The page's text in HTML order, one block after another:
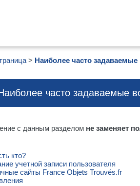
Наиболее часто
часто задаваемые
с данным разделом не заменяет
кто?
учетной записи пользователя
сайты France Objets Trouvés.fr